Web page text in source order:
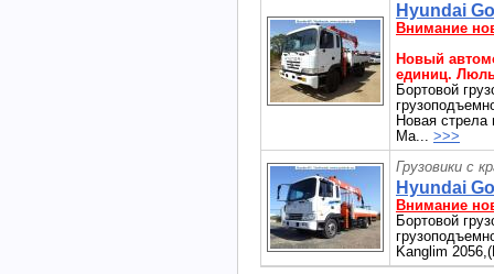
Hyundai
Внимание
Новый
единиц.
Бортовой
Новая стрела
Ма... >>>
Грузовики с
Hyundai
Внимание
Бортовой
Kanglim